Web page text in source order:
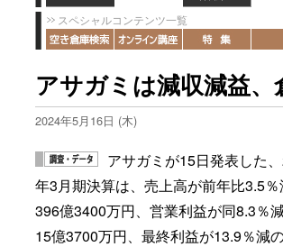
スペシャルコンテンツ一覧
アサガミは減収減益
2024年5月16日 (木)
アサガミが15日発表した
年3月期決算は、売上高が前年比3.5
396億3400万円、営業利益が同8.3％
15億3700万円、最終利益が13.9％減